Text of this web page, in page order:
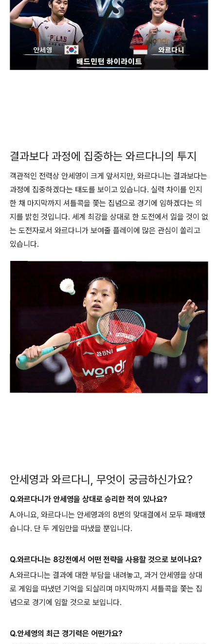
결과보다 과정에 집중하는 와르다니의 투지
객관적인 전력상 안세영이 크게 앞서지만, 와르다니는 결과보다는
과정에 집중하겠다는 태도를 보이고 있습니다. 실력 차이를 인지
한 채 마지막까지 셔틀콕을 쫓는 집념으로 경기에 임하겠다는 의
지를 밝힌 것입니다. 세계 최강을 상대로 한 도전에서 잃을 것이 없
는 도전자로서 와르다니가 보여줄 플레이에 많은 관심이 쏠리고
있습니다.
안세영과 와르다니, 무엇이 궁금하신가요?
Q.와르다니가 안세영을 상대로 승리한 적이 있나요?
A.아니요, 와르다니는 안세영과의 8번의 맞대결에서 모두 패배했
습니다. 단 두 게임만을 따냈을 뿐입니다.
Q.와르다니는 8강전에서 어떤 전략을 사용할 것으로 보이나요?
A.와르다니는 결과에 대한 부담을 내려놓고, 과거 안세영을 상대
로 게임을 따냈던 기억을 되살리며 마지막까지 셔틀콕을 쫓는 집
념으로 경기에 임할 것으로 보입니다.
Q.안세영의 최근 경기력은 어떤가요?